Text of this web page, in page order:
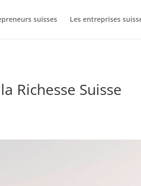
suisses Les entreprises
Richesse Suisse